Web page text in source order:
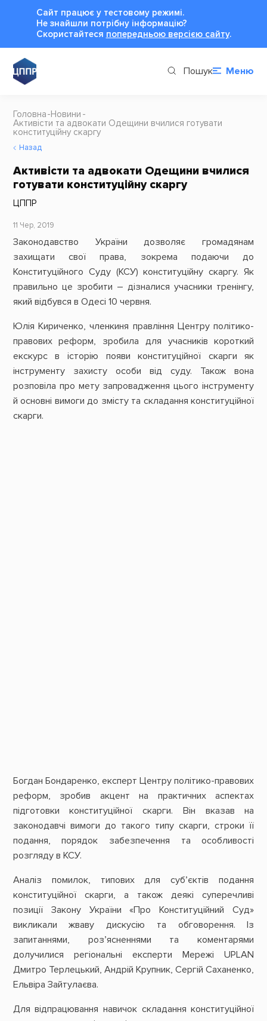
Сайт працює у тестовому режимі.
Не знайшли потрібну інформацію?
Cкористайтеся попередньою версією сайту.
Пошук Меню
Головна Новини
Активісти та адвокати Одещини вчилися готувати
конституційну скаргу
Назад
Активісти та адвокати Одещини вчилися
готувати конституційну скаргу
ЦППР
11 Чер, 2019
Законодавство України дозволяє громадянам
захищати свої права, зокрема подаючи до
Конституційного Суду (КСУ) конституційну скаргу. Як
правильно це зробити – дізналися учасники тренінгу,
який відбувся в Одесі 10 червня.
Юлія Кириченко, членкиня правління Центру політико-
правових реформ, зробила для учасників короткий
екскурс в історію появи конституційної скарги як
інструменту захисту особи від суду. Також вона
розповіла про мету запровадження цього інструменту
й основні вимоги до змісту та складання конституційної
скарги.
Богдан Бондаренко, експерт Центру політико-правових
реформ, зробив акцент на практичних аспектах
підготовки конституційної скарги. Він вказав на
законодавчі вимоги до такого типу скарги, строки її
подання, порядок забезпечення та особливості
розгляду в КСУ.
Аналіз помилок, типових для суб’єктів подання
конституційної скарги, а також деякі суперечливі
позиції Закону України «Про Конституційний Суд»
викликали жваву дискусію та обговорення. Із
запитаннями, роз’ясненнями та коментарями
долучилися регіональні експерти Мережі UPLAN
Дмитро Терлецький, Андрій Крупник, Сергій Саханенко,
Ельвіра Зайтулаєва.
Для відпрацювання навичок складання конституційної